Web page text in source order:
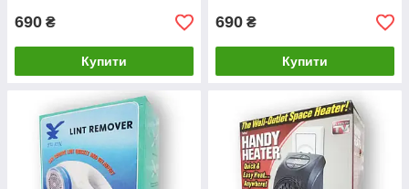
690 ₴
Купити
690 ₴
Купити